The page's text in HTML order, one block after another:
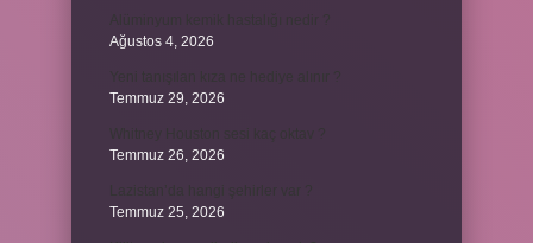
Ağustos 4, 2026
Temmuz 29, 2026
Temmuz 26, 2026
Temmuz 25, 2026